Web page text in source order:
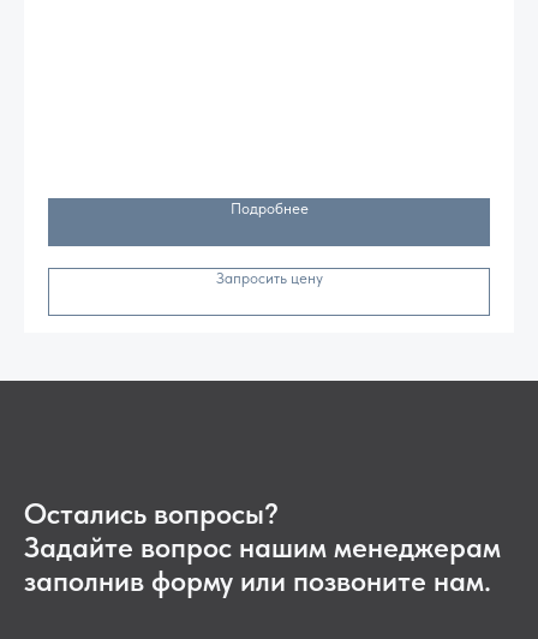
Подробнее
Запросить цену
Остались вопросы?
Задайте вопрос нашим менеджерам
заполнив форму или позвоните нам.